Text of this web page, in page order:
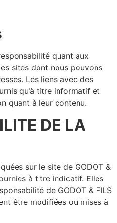
quant aux
sites dont nous pouvons
Les liens avec des
qu’à titre informatif et
quant à leur contenu.
DE LA
sur le site de GODOT &
à titre indicatif. Elles
de GODOT & FILS
être modifiées ou mises à